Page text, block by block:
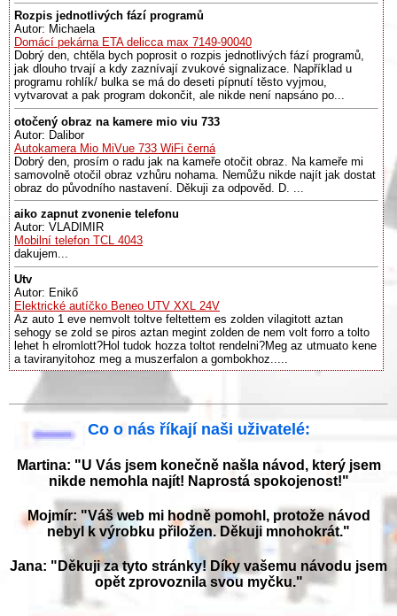
Rozpis jednotlivých fází programů
Autor: Michaela
Domácí pekárna ETA delicca max 7149-90040
Dobrý den, chtěla bych poprosit o rozpis jednotlivých fází programů,
jak dlouho trvají a kdy zaznívají zvukové signalizace. Například u
programu rohlík/ bulka se má do deseti pípnutí těsto vyjmou,
vytvarovat a pak program dokončit, ale nikde není napsáno po...
otočený obraz na kamere mio viu 733
Autor: Dalibor
Autokamera Mio MiVue 733 WiFi černá
Dobrý den, prosím o radu jak na kameře otočit obraz. Na kameře mi
samovolně otočil obraz vzhůru nohama. Nemůžu nikde najít jak dostat
obraz do původního nastavení. Děkuji za odpověd. D. ...
aiko zapnut zvonenie telefonu
Autor: VLADIMIR
Mobilní telefon TCL 4043
dakujem...
Utv
Autor: Enikő
Elektrické autíčko Beneo UTV XXL 24V
Az auto 1 eve nemvolt toltve feltettem es zolden vilagitott aztan
sehogy se zold se piros aztan megint zolden de nem volt forro a tolto
lehet h elromlott?Hol tudok hozza toltot rendelni?Meg az utmuato kene
a taviranyitohoz meg a muszerfalon a gombokhoz.....
Co o nás říkají naši uživatelé:
Martina: "U Vás jsem konečně našla návod, který jsem
nikde nemohla najít! Naprostá spokojenost!"
Mojmír: "Váš web mi hodně pomohl, protože návod
nebyl k výrobku přiložen. Děkuji mnohokrát."
Jana: "Děkuji za tyto stránky! Díky vašemu návodu jsem
opět zprovoznila svou myčku."